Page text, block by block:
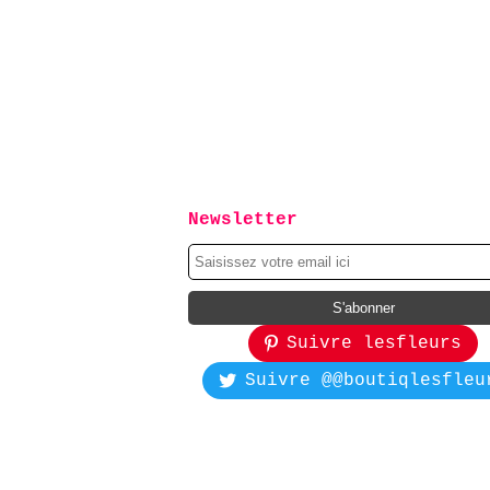
Newsletter
Suivre lesfleurs
Suivre